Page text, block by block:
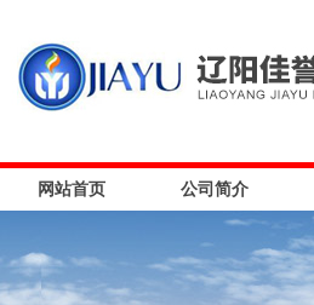
网站首页 公司简介